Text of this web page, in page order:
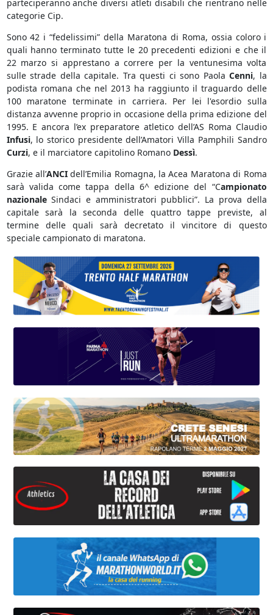
parteciperanno anche diversi atleti disabili che rientrano nelle
categorie Cip.
Sono 42 i “fedelissimi” della Maratona di Roma, ossia coloro i
quali hanno terminato tutte le 20 precedenti edizioni e che il
22 marzo si apprestano a correre per la ventunesima volta
sulle strade della capitale. Tra questi ci sono Paola Cenni, la
podista romana che nel 2013 ha raggiunto il traguardo delle
100 maratone terminate in carriera. Per lei l'esordio sulla
distanza avvenne proprio in occasione della prima edizione del
1995. E ancora l’ex preparatore atletico dell’AS Roma Claudio
Infusi, lo storico presidente dell’Amatori Villa Pamphili Sandro
Curzi, e il marciatore capitolino Romano Dessì.
Grazie all’ANCIdell’Emilia Romagna, la Acea Maratona di Roma
sarà valida come tappa della 6^ edizione del “Campionato
nazionaleSindaci e amministratori pubblici”. La prova della
capitale sarà la seconda delle quattro tappe previste, al
termine delle quali sarà decretato il vincitore di questo
speciale campionato di maratona.